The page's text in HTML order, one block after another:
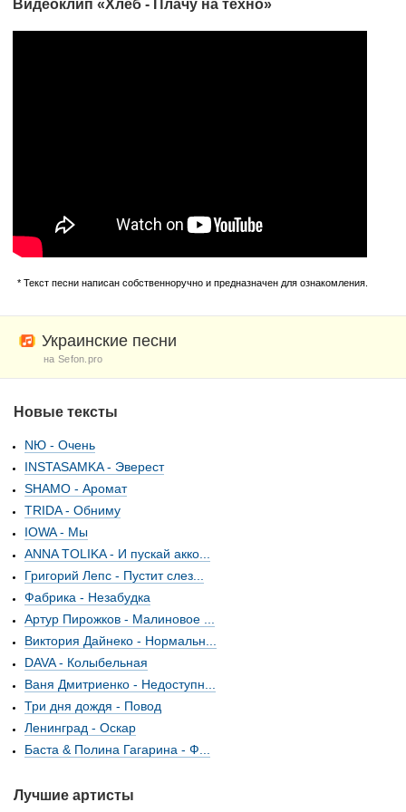
Видеоклип «Хлеб - Плачу на техно»
* Текст песни написан собственноручно и предназначен для ознакомления.
Украинские песни
на Sefon.pro
Новые тексты
NЮ - Очень
INSTASAMKA - Эверест
SHAMO - Аромат
TRIDA - Обниму
IOWA - Мы
ANNA TOLIKA - И пускай акко...
Григорий Лепс - Пустит слез...
Фабрика - Незабудка
Артур Пирожков - Малиновое ...
Виктория Дайнеко - Нормальн...
DAVA - Колыбельная
Ваня Дмитриенко - Недоступн...
Три дня дождя - Повод
Ленинград - Оскар
Баста & Полина Гагарина - Ф...
Лучшие артисты